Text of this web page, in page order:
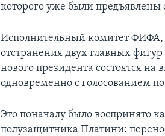
которого уже были
Исполнительный комитет ФИФА,
отстранения двух главных
нового президента состоятся
одновременно с голосованием
Это поначалу было воспринято
полузащитника Платини: